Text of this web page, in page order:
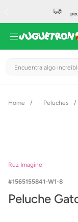
Encuentra algo
Peluches
Ruz Imagine
1565155841-W1-8
Peluche